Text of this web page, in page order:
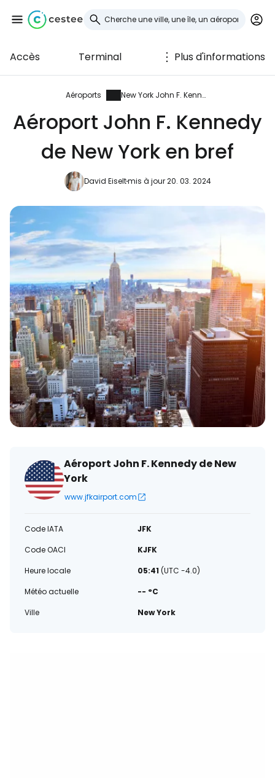
Accès Terminal Plus d'informations
Aéroports New York John F. Kennedy
Aéroport John F. Kennedy
de New York en bref
David Eiseltmis à jour 20. 03. 2024
Aéroport John F. Kennedy de New
York
www.jfkairport.com
Code IATA
JFK
Code OACI
KJFK
Heure locale
05:41 (UTC -4.0)
Météo actuelle
-- °C
Ville
New York
Se connecter à
Cestee
... la communauté mondiale des voyageurs
Poursuivre avec le courrier
électronique